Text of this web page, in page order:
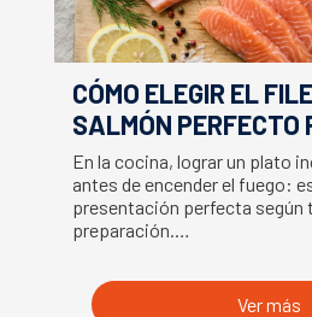
CÓMO ELEGIR EL
SALMÓN PERFECTO
RECETA
En la cocina, lograr un plato
antes de encender el fuego:
presentación perfecta según
preparación.…
Ver más